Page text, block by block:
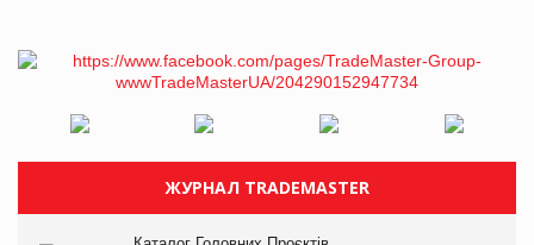
ЖУРНАЛ TRADEMASTER